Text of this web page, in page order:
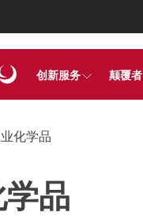
创新服务 颠覆者
化学品
品